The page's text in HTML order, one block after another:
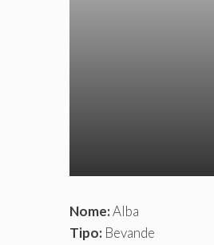
Nome:Alba
Tipo: Bevande